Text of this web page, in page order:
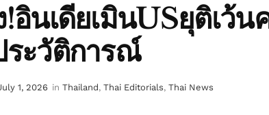
อินเดียเมินUSยุติเว้
ระวัติการณ์
1, 2026 in Thailand, Thai Editorials, Thai News